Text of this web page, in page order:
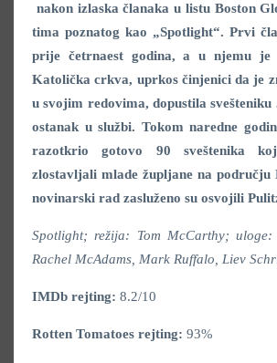
nakon izlaska članaka u listu Boston
tima poznatog kao „Spotlight“. Prvi
prije četrnaest godina, a u njemu
Katolička crkva, uprkos činjenici da je
u svojim redovima, dopustila svešteniku
ostanak u službi. Tokom naredne
razotkrio gotovo 90 sveštenika
zlostavljali mlade župljane na području
novinarski rad zasluženo su osvojili
Spotlight; režija: Tom McCarthy; uloge:
Rachel McAdams, Mark Ruffalo, Liev
IMDb rejting: 8.2/10
Rotten Tomatoes rejting: 93%